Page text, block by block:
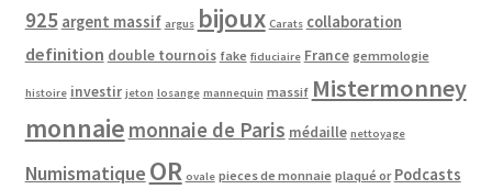
925 argent massif argus bijoux Carats collaboration
definition double tournois fake fiduciaire France gemmologie
histoire investir jeton losange mannequin massif Mistermonney
monnaie monnaie de Paris médaille nettoyage
Numismatique OR ovale pieces de monnaie plaqué or Podcasts